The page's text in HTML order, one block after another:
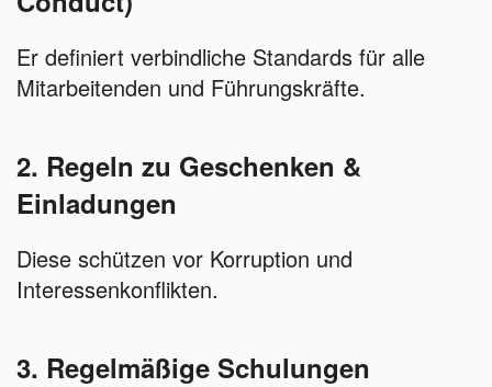
Er definiert verbindliche Standards für alle
Mitarbeitenden und Führungskräfte.
2. Regeln zu Geschenken &
Einladungen
Diese schützen vor Korruption und
Interessenkonflikten.
3. Regelmäßige Schulungen